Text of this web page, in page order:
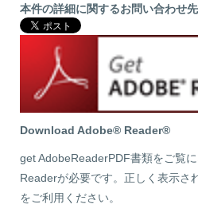
本件の詳細に関するお問い合わせ先
Download Adobe® Reader®
get AdobeReaderPDF書類をご覧
Readerが必要です。正しく表示さ
をご利用ください。